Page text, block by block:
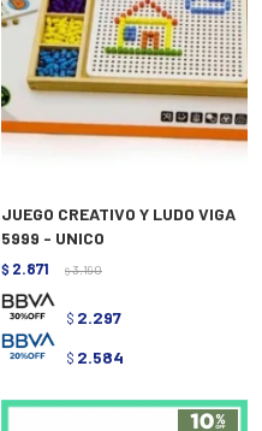
JUEGO CREATIVO Y LUDO VIGA
5999 - UNICO
$ 2.871 $ 3.190
$ 2.297
$ 2.584